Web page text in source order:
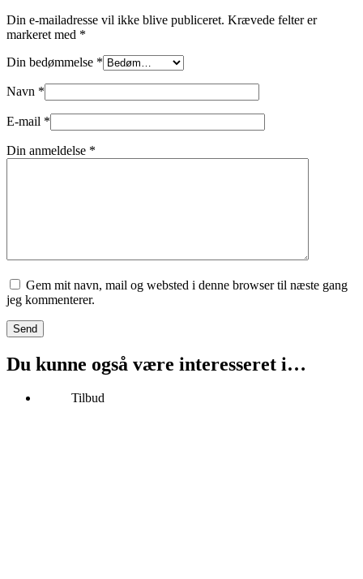
Din e-mailadresse vil ikke blive publiceret. Krævede felter er
markeret med *
Din bedømmelse *
Navn *
E-mail *
Din anmeldelse *
Gem mit navn, mail og websted i denne browser til næste gang
jeg kommenterer.
Send
Du kunne også være interesseret i…
Tilbud